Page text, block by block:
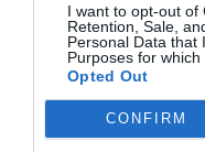
I want to opt-out of
Retention, Sale,
Personal Data that
Purposes for which
Opted Out
CONFIRM